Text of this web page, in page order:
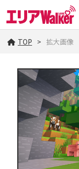
TOP 拡大画像